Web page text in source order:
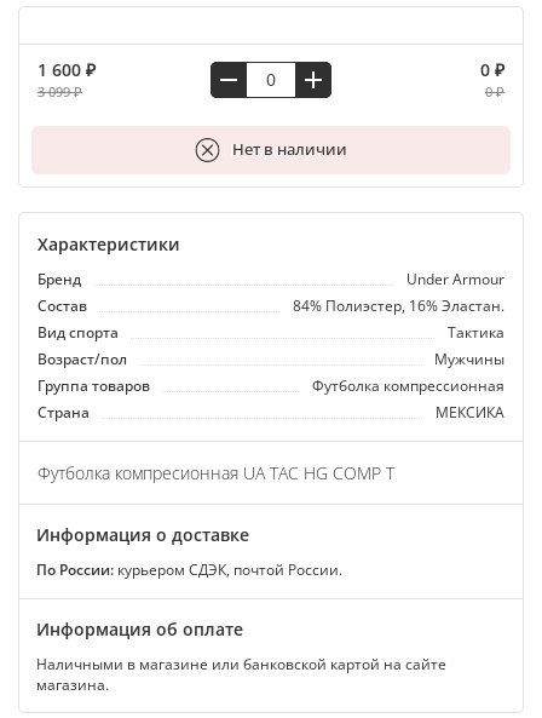
1 600 ₽
3 099 ₽
0 ₽
0 ₽
Нет в наличии
В корзину
Характеристики
Бренд
Under Armour
Состав
84% Полиэстер, 16% Эластан.
Вид спорта
Тактика
Возраст/пол
Мужчины
Группа товаров
Футболка компрессионная
Страна
МЕКСИКА
Футболка компресионная UA TAC HG COMP T
Информация о доставке
По России: курьером СДЭК, почтой России.
Информация об оплате
Наличными в магазине или банковской картой на сайте
магазина.